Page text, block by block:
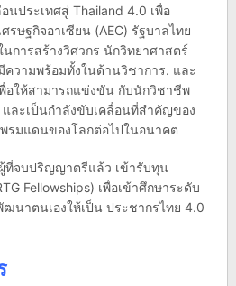
นประเทศสู่ Thailand 4.0 เพื่อ
รษฐกิจอาเซียน (AEC) รัฐบาลไทย
การสร้างวิศวกร นักวิทยาศาสตร์
วามพร้อมทั้งในด้านวิชาการ. และ
อให้สามารถแข่งขัน กับนักวิชาชีพ
และเป็นกำลังขับเคลื่อนที่สำคัญของ
รมแดนของโลกต่อไปในอนาคต
ที่จบปริญญาตรีแล้ว เข้ารับทุน
Fellowships) เพื่อเข้าศึกษาระดับ
นาตนเองให้เป็น ประชากรไทย 4.0